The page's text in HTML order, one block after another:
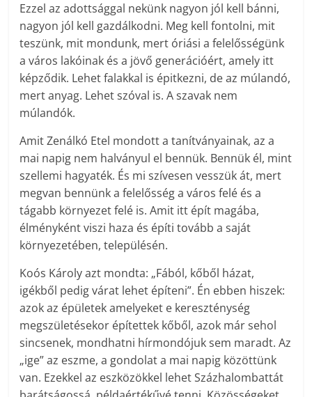
Ezzel az adottsággal nekünk nagyon jól kell bánni,
nagyon jól kell gazdálkodni. Meg kell fontolni, mit
teszünk, mit mondunk, mert óriási a felelősségünk
a város lakóinak és a jövő generációért, amely itt
képződik. Lehet falakkal is épitkezni, de az múlandó,
mert anyag. Lehet szóval is. A szavak nem
múlandók.
Amit Zenálkó Etel mondott a tanítványainak, az a
mai napig nem halványul el bennük. Bennük él, mint
szellemi hagyaték. És mi szívesen vesszük át, mert
megvan bennünk a felelősség a város felé és a
tágabb környezet felé is. Amit itt épít magába,
élményként viszi haza és építi tovább a saját
környezetében, településén.
Koós Károly azt mondta: „Fából, kőből házat,
igékből pedig várat lehet építeni”. Én ebben hiszek:
azok az épületek amelyeket e kereszténység
megszületésekor építettek kőből, azok már sehol
sincsenek, mondhatni hírmondójuk sem maradt. Az
„ige” az eszme, a gondolat a mai napig közöttünk
van. Ezekkel az eszközökkel lehet Százhalombattát